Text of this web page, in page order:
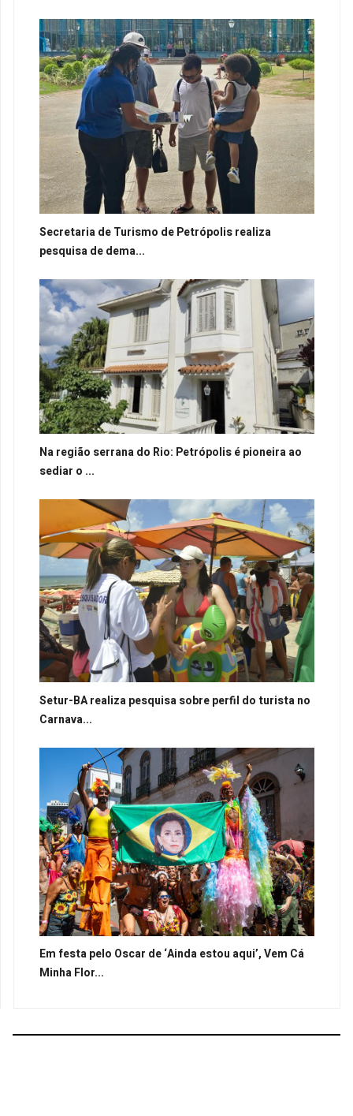
Secretaria de Turismo de Petrópolis realiza
pesquisa de dema...
Na região serrana do Rio: Petrópolis é pioneira ao
sediar o ...
Setur-BA realiza pesquisa sobre perfil do turista no
Carnava...
Em festa pelo Oscar de ‘Ainda estou aqui’, Vem Cá
Minha Flor...